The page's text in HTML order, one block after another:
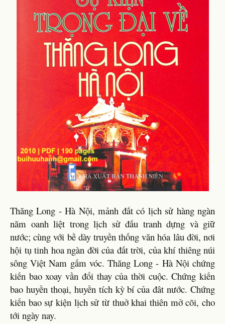
Thăng Long - Hà Nội, mảnh đất có lịch sử hàng ngàn
năm oanh liệt trong lịch sử đấu tranh dựng và giữ
nước; cùng với bề dày truyền thống văn hóa lâu đời, nơi
hội tụ tinh hoa ngàn đời của đất trời, của khí thiêng núi
sông Việt Nam gấm vóc. Thăng Long - Hà Nội chứng
kiến bao xoay vần đổi thay của thời cuộc. Chứng kiến
bao huyền thoại, huyền tích kỳ bí của đât nước. Chứng
kiến bao sự kiện lịch sử từ thuở khai thiên mở cõi, cho
tới ngày nay.